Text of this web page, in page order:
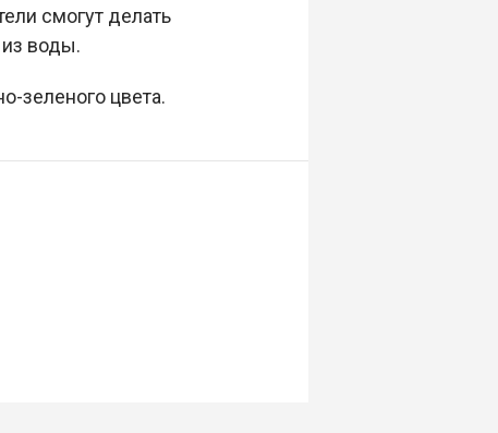
смогут делать
воды.
зеленого цвета.